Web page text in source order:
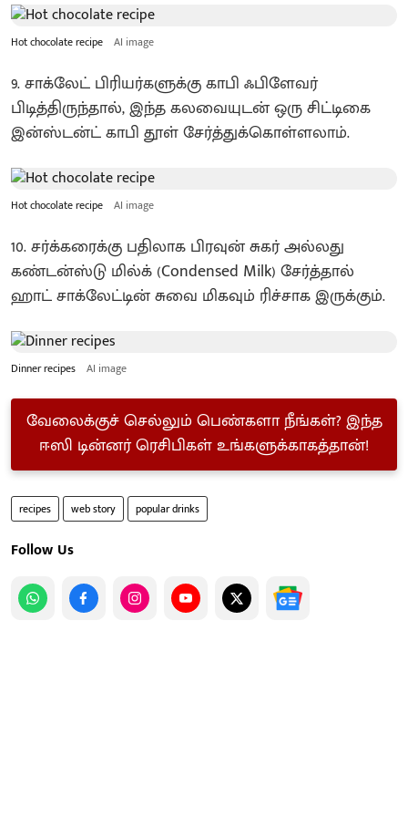
Hot chocolate recipe AI image
9. சாக்லேட் பிரியர்களுக்கு காபி ஃபிளேவர்
பிடித்திருந்தால், இந்த கலவையுடன் ஒரு சிட்டிகை
இன்ஸ்டன்ட் காபி தூள் சேர்த்துக்கொள்ளலாம்.
Hot chocolate recipe AI image
10. சர்க்கரைக்கு பதிலாக பிரவுன் சுகர் அல்லது
கண்டன்ஸ்டு மில்க் (Condensed Milk) சேர்த்தால்
ஹாட் சாக்லேட்டின் சுவை மிகவும் ரிச்சாக இருக்கும்.
Dinner recipes AI image
வேலைக்குச் செல்லும் பெண்களா நீங்கள்? இந்த
ஈஸி டின்னர் ரெசிபிகள் உங்களுக்காகத்தான்!
recipes web story popular drinks
Follow Us